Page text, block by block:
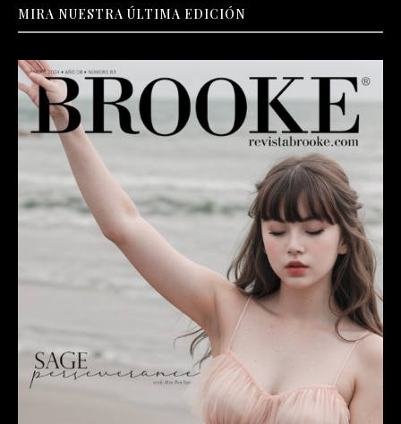
MIRA NUESTRA ÚLTIMA EDICIÓN